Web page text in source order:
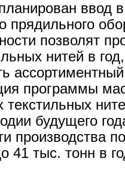
ввод
прядильного
позволят
нитей в
программы
будущего
производства
41 тыс. тонн в